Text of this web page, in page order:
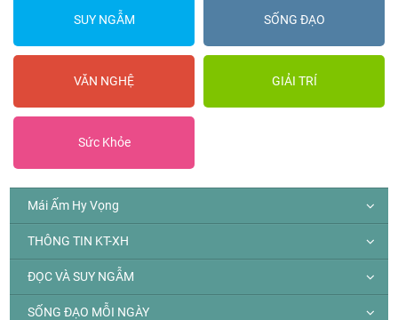
SUY NGẪM SỐNG ĐẠO
VĂN NGHỆ GIẢI TRÍ
Sức Khỏe
Mái Ấm Hy Vọng
THÔNG TIN KT-XH
ĐỌC VÀ SUY NGẪM
SỐNG ĐẠO MỖI NGÀY